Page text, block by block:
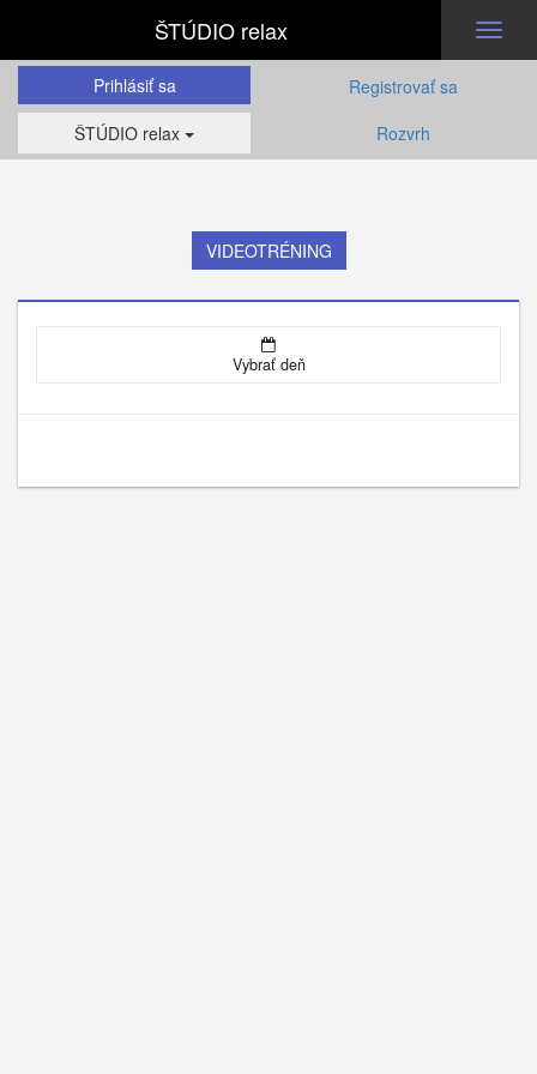
ŠTÚDIO relax
Prihlásiť sa
Registrovať sa
ŠTÚDIO relax
Rozvrh
VIDEOTRÉNING
Vybrať deň